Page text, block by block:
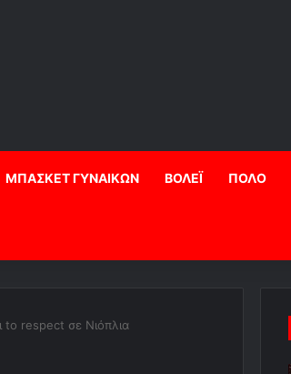
ΜΠΑΣΚΕΤ ΓΥΝΑΙΚΩΝ ΒΟΛΕΪ ΠΟΛΟ
to respect σε Νιόπλια